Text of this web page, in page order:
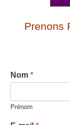
Prenons
Nom *
Prénom